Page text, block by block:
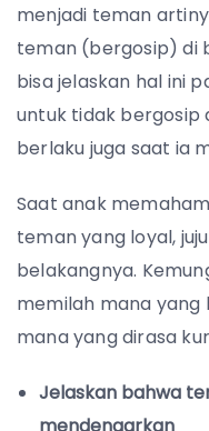
menjadi teman
teman (bergosip) di
bisa jelaskan hal ini
untuk tidak bergosip
berlaku juga saat ia
Saat anak
teman yang loyal,
belakangnya.
memilah mana yang
mana yang dirasa
Jelaskan bahwa
mendengarkan